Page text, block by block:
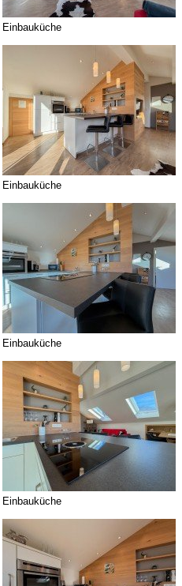
Einbauküche
Einbauküche
Einbauküche
Einbauküche